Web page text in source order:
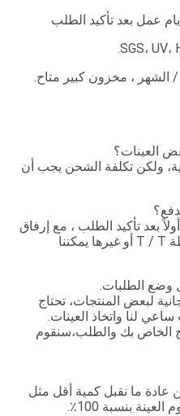
ولكن تكلفة الشحن يجب أن
بعد تأكيد الطلب ، مع إرفاق
معلوماتنا المصرفية. الدفع بواسطة T / T أو غيرها يمكننا
لبعض المنتجات، تحتاج
لنا واتخاذ العينات.
الخاص بك والطلب،سنقوم
هو 1 كجم. ولكن عادة ما نقبل كمية أقل مثل